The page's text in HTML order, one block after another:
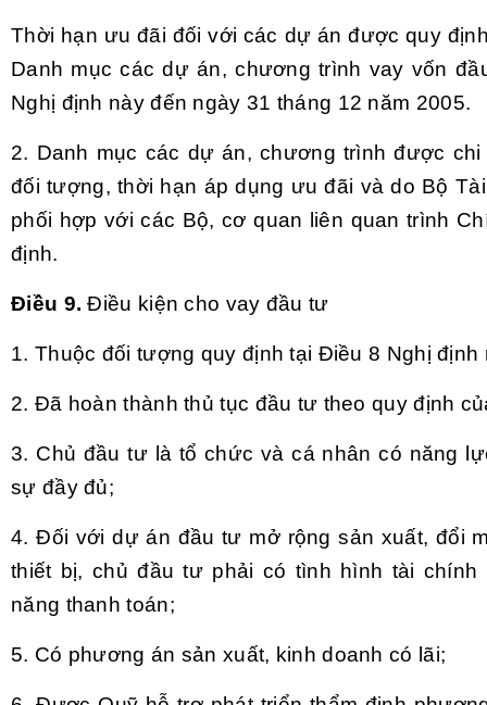
Thời hạn ưu đãi đối với các dự án được quy
Danh mục các dự án, chương trình vay vốn
Nghị định này đến ngày 31 tháng 12 năm 2005.
2. Danh mục các dự án, chương trình được
đối tượng, thời hạn áp dụng ưu đãi và do Bộ
phối hợp với các Bộ, cơ quan liên quan trình
định.
Điều 9. Điều kiện cho vay đầu tư
1. Thuộc đối tượng quy định tại Điều 8 Nghị định
2. Đã hoàn thành thủ tục đầu tư theo quy định
3. Chủ đầu tư là tổ chức và cá nhân có năng
sự đầy đủ;
4. Đối với dự án đầu tư mở rộng sản xuất, đổi
thiết bị, chủ đầu tư phải có tình hình tài chính
năng thanh toán;
5. Có phương án sản xuất, kinh doanh có lãi;